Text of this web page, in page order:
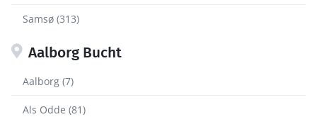
Samsø (313)
Aalborg Bucht
Aalborg (7)
Als Odde (81)